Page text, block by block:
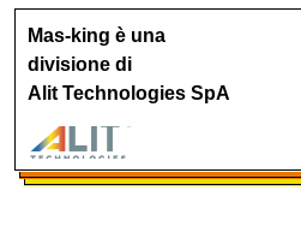
Mas-king è una
divisione di
Alit Technologies SpA